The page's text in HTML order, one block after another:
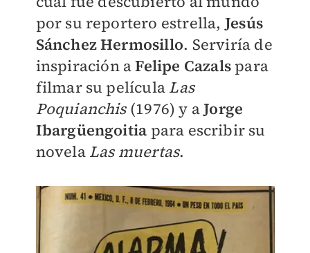
por su reportero estrella, Jesús
Sánchez Hermosillo. Serviría de
inspiración aFelipe Cazalspara
filmar su película Las
Poquianchis(1976) y aJorge
Ibargüengoitia para escribir su
novela Las muertas.